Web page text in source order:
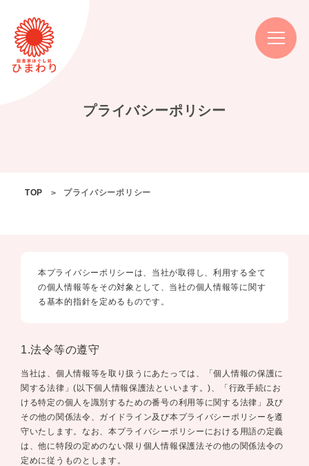
プライバシーポリシー
TOP プライバシーポリシー
本プライバシーポリシーは、当社が取得し、利用する全て
の個人情報等をその対象として、当社の個人情報等に関す
る基本的指針を定めるものです。
1.法令等の遵守
当社は、個人情報等を取り扱うにあたっては、「個人情報の保護に
関する法律」(以下個人情報保護法といいます。)、「行政手続にお
ける特定の個人を識別するための番号の利用等に関する法律」及び
その他の関係法令、ガイドライン及び本プライバシーポリシーを遵
守いたします。なお、本プライバシーポリシーにおける用語の定義
は、他に特段の定めのない限り個人情報保護法その他の関係法令の
定めに従うものとします。